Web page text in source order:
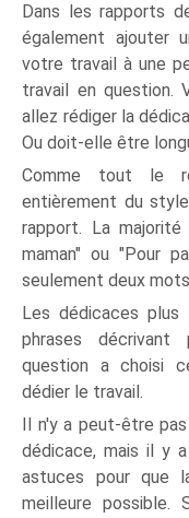
Dans les rapports
également ajouter
votre travail à une
travail en question.
allez rédiger la
Ou doit-elle être
Comme tout le
entièrement du
rapport. La
maman" ou "Pour
seulement deux
Les dédicaces plus
phrases
question a choisi
dédier le travail.
Il n'y a peut-être
dédicace, mais il y
astuces pour que
meilleure possible.